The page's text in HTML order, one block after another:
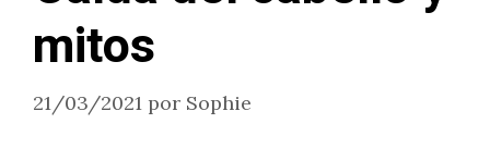
mitos
21/03/2021 por Sophie